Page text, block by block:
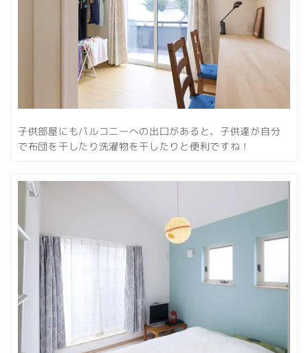
子供部屋にもバルコニーへの出口があると、子供達が自分
で布団を干したり洗濯物を干したりと便利ですね！